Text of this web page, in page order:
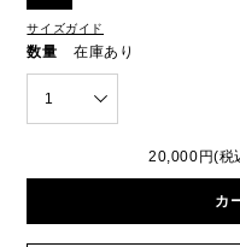
サイズガイド
数量 在庫あり
1
20,000円(税
カ